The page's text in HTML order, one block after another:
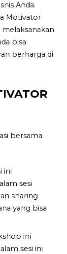
Anda.
Motivator
bisa
berharga di
bersama
ini
sesi
sharing
yang bisa
ini
sesi ini